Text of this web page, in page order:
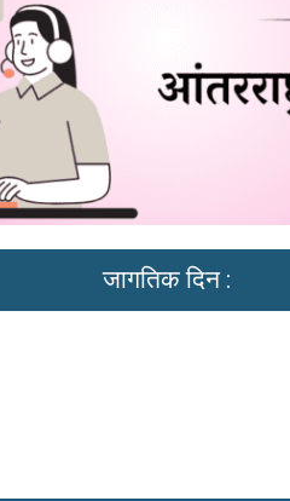
जागतिक दिन :